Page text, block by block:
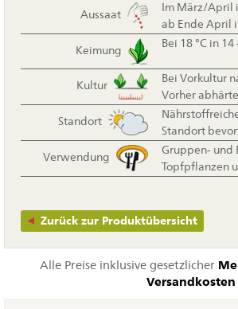
Aussaat
Im März/April
ab Ende April
Keimung
Bei 18 °C in 14
Kultur
Bei Vorkultur
Vorher
Standort
Standort
Verwendung
Gruppen- und
Topfpflanzen
Zurück zur Produktübersicht
Alle Preise inklusive gesetzlicher
Versandkosten